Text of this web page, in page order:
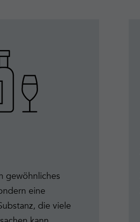
gewöhnliches
eine
die viele